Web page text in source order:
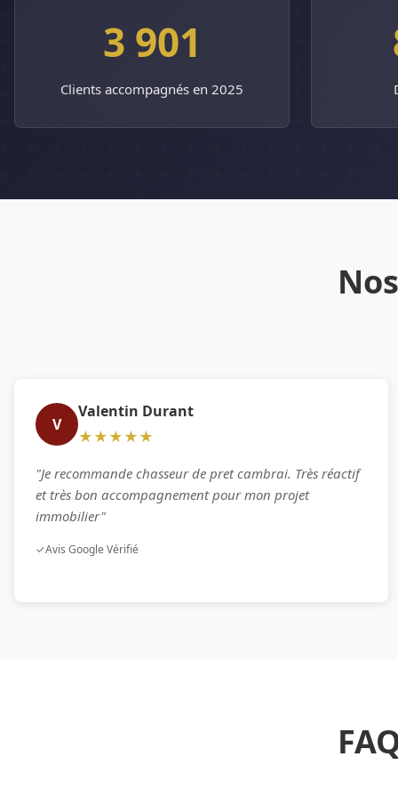
3 901
Clients accompagnés en 2025
V
Valentin Durant
★★★★★
"Je recommande chasseur de pret cambrai. Très réactif
et très bon accompagnement pour mon projet
immobilier"
✓Avis Google Vérifié